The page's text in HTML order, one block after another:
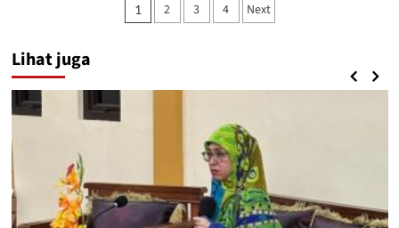
Perkuat
Dengan
Paginasi
1 2 3 4 Next
Lihat juga